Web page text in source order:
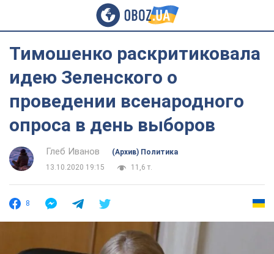
Тимошенко раскритиковала
идею Зеленского о
проведении всенародного
опроса в день выборов
Глеб Иванов
(Архив) Политика
13.10.2020 19:15
11,6 т.
8